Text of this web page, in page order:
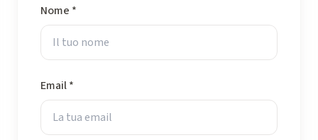
Nome *
Email *